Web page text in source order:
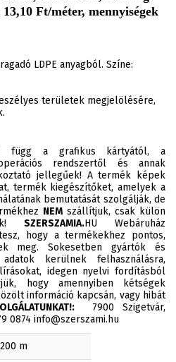
Ft/méter, mennyiségek
LDPE anyagból. Színe:
területek megjelölésére,
függ a grafikus kártyától, a
rendszertől és annak
jellegűek! A termék képek
termék kiegészítőket, amelyek a
bemutatását szolgálják, de
NEM szállítjuk, csak külön
SZERSZAMIA.HU Webáruház
hogy a termékekhez pontos,
meg. Sokesetben gyártók és
kerülnek felhasználásra,
idegen nyelvi fordításból
hogy amennyiben kétségek
információ kapcsán, vagy hibát
7900 Szigetvár,
0874 info@szerszami.hu
m